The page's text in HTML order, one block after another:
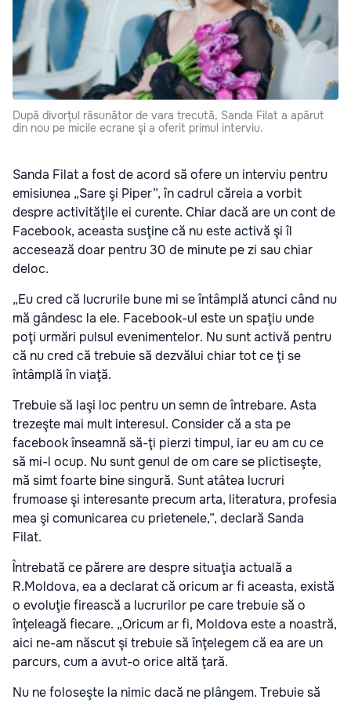
După divorţul răsunător de vara trecută, Sanda Filat a apărut
din nou pe micile ecrane şi a oferit primul interviu.
Sanda Filat a fost de acord să ofere un interviu pentru
emisiunea „Sare şi Piper”, în cadrul căreia a vorbit
despre activităţile ei curente. Chiar dacă are un cont de
Facebook, aceasta susţine că nu este activă şi îl
accesează doar pentru 30 de minute pe zi sau chiar
deloc.
„Eu cred că lucrurile bune mi se întâmplă atunci când nu
mă gândesc la ele. Facebook-ul este un spaţiu unde
poţi urmări pulsul evenimentelor. Nu sunt activă pentru
că nu cred că trebuie să dezvălui chiar tot ce ţi se
întâmplă în viaţă.
Trebuie să laşi loc pentru un semn de întrebare. Asta
trezeşte mai mult interesul. Consider că a sta pe
facebook înseamnă să-ţi pierzi timpul, iar eu am cu ce
să mi-l ocup. Nu sunt genul de om care se plictiseşte,
mă simt foarte bine singură. Sunt atâtea lucruri
frumoase şi interesante precum arta, literatura, profesia
mea şi comunicarea cu prietenele,”, declară Sanda
Filat.
Întrebată ce părere are despre situaţia actuală a
R.Moldova, ea a declarat că oricum ar fi aceasta, există
o evoluţie firească a lucrurilor pe care trebuie să o
înţeleagă fiecare. „Oricum ar fi, Moldova este a noastră,
aici ne-am născut şi trebuie să înţelegem că ea are un
parcurs, cum a avut-o orice altă ţară.
Nu ne foloseşte la nimic dacă ne plângem. Trebuie să